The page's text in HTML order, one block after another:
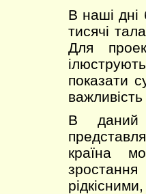
В наші дні
тисячі
Для
показати
В даний
країна